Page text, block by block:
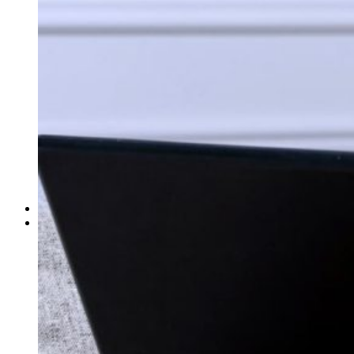
Έλεγχος Ιστορικού Υπαλλήλου
Ασφαλιστικές Απάτες
Ανάκτηση Χρεών – Εύρεση Οφειλετών
ΕΞΟΠΛΙΣΜΟΣ
ΔΙΚΤΥΟ ΣΥΝΕΡΓΑΤΩΝ
Πάτρα
Ηράκλειο
Πειραιάς
Λάρισα
Βόλος
Αλεξανδρούπολη
Ιωάννινα
Τρίκαλα